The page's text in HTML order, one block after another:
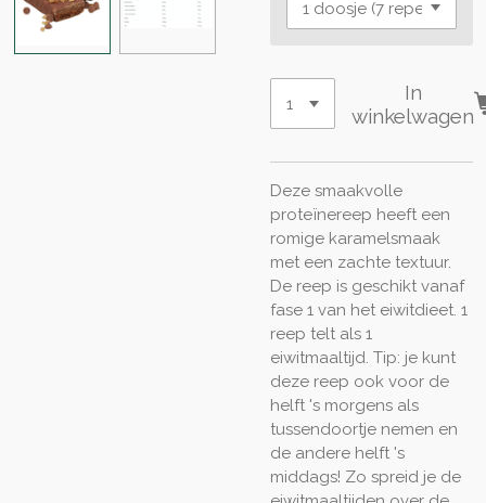
In
winkelwagen
Deze smaakvolle
proteïnereep heeft een
romige karamelsmaak
met een zachte textuur.
De reep is geschikt vanaf
fase 1 van het eiwitdieet. 1
reep telt als 1
eiwitmaaltijd. Tip: je kunt
deze reep ook voor de
helft 's morgens als
tussendoortje nemen en
de andere helft 's
middags! Zo spreid je de